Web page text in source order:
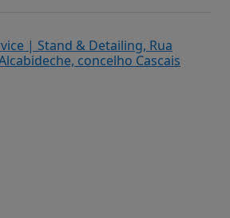
| Stand & Detailing, Rua
concelho Cascais